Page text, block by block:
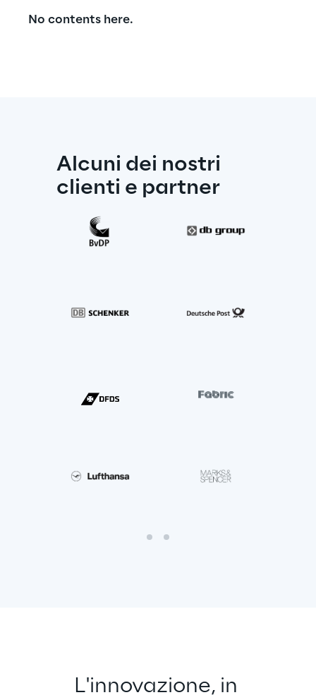
No contents here.
Alcuni dei nostri
clienti e partner
L'innovazione, in